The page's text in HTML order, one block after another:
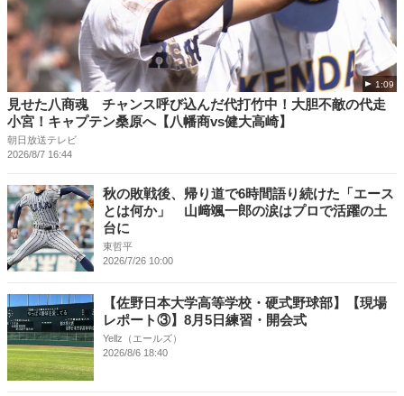
1:09
見せた八商魂 チャンス呼び込んだ代打竹中！大胆不敵の代走
小宮！キャプテン桑原へ【八幡商vs健大高崎】
朝日放送テレビ
2026/8/7 16:44
秋の敗戦後、帰り道で6時間語り続けた「エース
とは何か」 山﨑颯一郎の涙はプロで活躍の土
台に
東哲平
2026/7/26 10:00
【佐野日本大学高等学校・硬式野球部】【現場
レポート③】8月5日練習・開会式
Yellz（エールズ）
2026/8/6 18:40